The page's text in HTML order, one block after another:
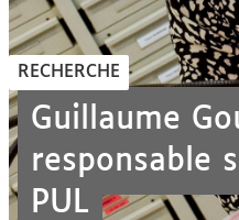
RECHERCHE
Guillaume
responsable
PUL